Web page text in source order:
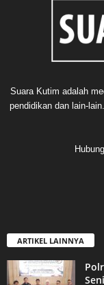
Suara Kutim adalah
pendidikan dan lain-
ARTIKEL LAINNYA